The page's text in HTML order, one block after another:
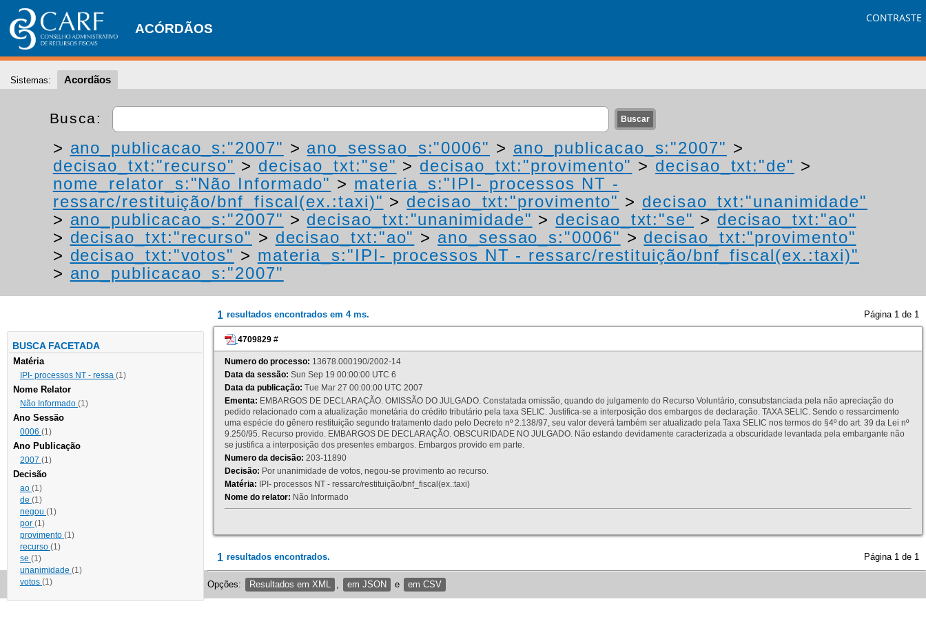
ACÓRDÃOS
CONTRASTE
Sistemas: Acordãos
Busca:
> ano_publicacao_s:"2007" > ano_sessao_s:"0006" > ano_publicacao_s:"2007" >
decisao_txt:"recurso" > decisao_txt:"se" > decisao_txt:"provimento" > decisao_txt:"de" >
nome_relator_s:"Não Informado" > materia_s:"IPI- processos NT -
ressarc/restituição/bnf_fiscal(ex.:taxi)" > decisao_txt:"provimento" > decisao_txt:"unanimidade"
> ano_publicacao_s:"2007" > decisao_txt:"unanimidade" > decisao_txt:"se" > decisao_txt:"ao"
> decisao_txt:"recurso" > decisao_txt:"ao" > ano_sessao_s:"0006" > decisao_txt:"provimento"
> decisao_txt:"votos" > materia_s:"IPI- processos NT - ressarc/restituição/bnf_fiscal(ex.:taxi)"
> ano_publicacao_s:"2007"
BUSCA FACETADA
Matéria
IPI- processos NT - ressa (1)
Nome Relator
Não Informado (1)
Ano Sessão
0006 (1)
Ano Publicação
2007 (1)
Decisão
ao (1)
de (1)
negou (1)
por (1)
provimento (1)
recurso (1)
se (1)
unanimidade (1)
votos (1)
1 resultados encontrados em 4 ms. Página 1 de 1
4709829 #
Numero do processo: 13678.000190/2002-14
Data da sessão: Sun Sep 19 00:00:00 UTC 6
Data da publicação: Tue Mar 27 00:00:00 UTC 2007
Ementa: EMBARGOS DE DECLARAÇÃO. OMISSÃO DO JULGADO. Constatada omissão, quando do julgamento do Recurso Voluntário, consubstanciada pela não apreciação do
pedido relacionado com a atualização monetária do crédito tributário pela taxa SELIC. Justifica-se a interposição dos embargos de declaração. TAXA SELIC. Sendo o ressarcimento
uma espécie do gênero restituição segundo tratamento dado pelo Decreto nº 2.138/97, seu valor deverá também ser atualizado pela Taxa SELIC nos termos do §4º do art. 39 da Lei nº
9.250/95. Recurso provido. EMBARGOS DE DECLARAÇÃO. OBSCURIDADE NO JULGADO. Não estando devidamente caracterizada a obscuridade levantada pela embargante não
se justifica a interposição dos presentes embargos. Embargos provido em parte.
Numero da decisão: 203-11890
Decisão: Por unanimidade de votos, negou-se provimento ao recurso.
Matéria: IPI- processos NT - ressarc/restituição/bnf_fiscal(ex.:taxi)
Nome do relator: Não Informado
1 resultados encontrados. Página 1 de 1
Opções: Resultados em XML em JSON e em CSV